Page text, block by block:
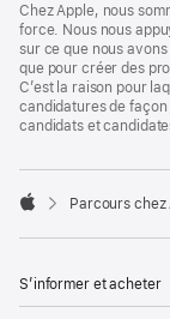
Footer
Chez Apple, nous
force. Nous nous
sur ce que nous
que pour créer des
C’est la raison pour
candidatures de
candidats et

Parcours chez
S’informer et acheter